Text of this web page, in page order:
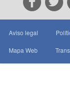
Aviso legal
Mapa Web